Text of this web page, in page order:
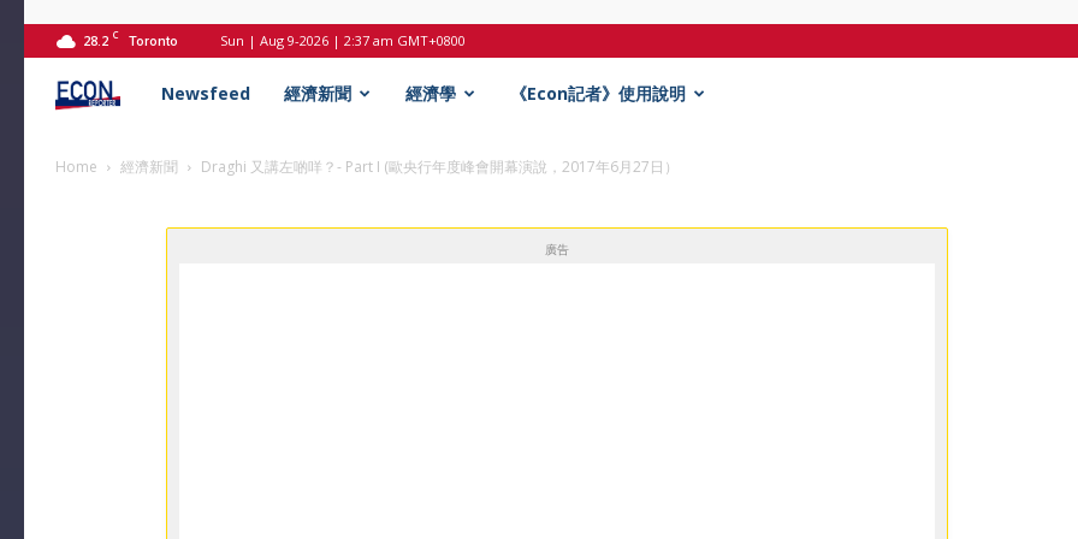
28.2 C Toronto Sun | Aug 9-2026 | 2:37 am GMT+0800
Econ
記
Newsfeed 經濟新聞 經濟學 《Econ記者》使用說明
Home 經濟新聞 Draghi 又講左啲咩？- Part I (歐央行年度峰會開幕演說，2017年6月27日）
廣告